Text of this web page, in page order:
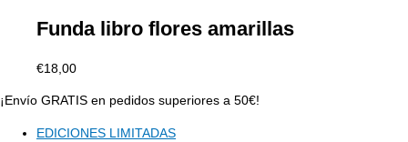
Funda libro flores amarillas
€18,00
¡Envío GRATIS en pedidos superiores a 50€!
EDICIONES LIMITADAS